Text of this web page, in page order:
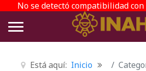
No se detectó compatibilidad
Está aquí: Inicio